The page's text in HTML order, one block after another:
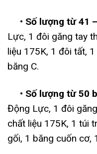
• Số lượng từ 41
Lực, 1 đôi găng tay
liệu 175K, 1 đôi tất,
băng C.
• Số lượng từ 50
Động Lực, 1 đôi
chất liệu 175K, 1 túi
gối, 1 băng cuốn cơ,